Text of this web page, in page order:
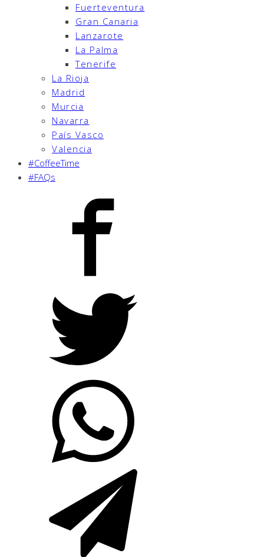
Fuerteventura
Gran Canaria
Lanzarote
La Palma
Tenerife
La Rioja
Madrid
Murcia
Navarra
País Vasco
Valencia
#CoffeeTime
#FAQs